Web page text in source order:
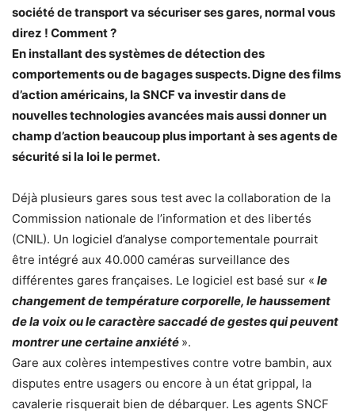
société de transport va sécuriser ses gares, normal vous
direz ! Comment ?
En installant des systèmes de détection des
comportements ou de bagages suspects. Digne des films
d’action américains, la SNCF va investir dans de
nouvelles technologies avancées mais aussi donner un
champ d’action beaucoup plus important à ses agents de
sécurité si la loi le permet.
Déjà plusieurs gares sous test avec la collaboration de la
Commission nationale de l’information et des libertés
(CNIL). Un logiciel d’analyse comportementale pourrait
être intégré aux 40.000 caméras surveillance des
différentes gares françaises. Le logiciel est basé sur « le
changement de température corporelle, le haussement
de la voix ou le caractère saccadé de gestes qui peuvent
montrer une certaine anxiété ».
Gare aux colères intempestives contre votre bambin, aux
disputes entre usagers ou encore à un état grippal, la
cavalerie risquerait bien de débarquer. Les agents SNCF